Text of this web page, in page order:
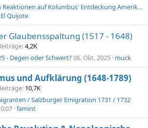
Zeugnisse von Reaktionen auf Kolumbus' Entdeckung Amerikas
El Quijote
Glaubensspaltung (1517 - 1648)
4,2K
- Degen oder Schwert?06. Okt. 2025 muck
und Aufklärung (1648-1789)
10,7K
/ Salzburger Emigration 1731 / 1732
famint